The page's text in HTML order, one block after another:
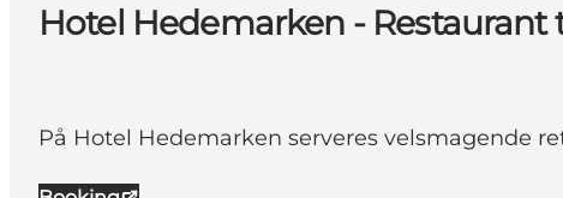
Hotel Hedemarken -
På Hotel Hedemarken serveres velsmagende